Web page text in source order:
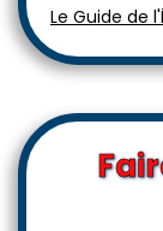
Le Guide de